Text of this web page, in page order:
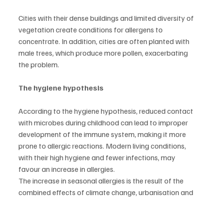
Cities with their dense buildings and limited diversity of
vegetation create conditions for allergens to
concentrate. In addition, cities are often planted with
male trees, which produce more pollen, exacerbating
the problem.
The hygiene hypothesis
According to the hygiene hypothesis, reduced contact
with microbes during childhood can lead to improper
development of the immune system, making it more
prone to allergic reactions. Modern living conditions,
with their high hygiene and fewer infections, may
favour an increase in allergies.
The increase in seasonal allergies is the result of the
combined effects of climate change, urbanisation and